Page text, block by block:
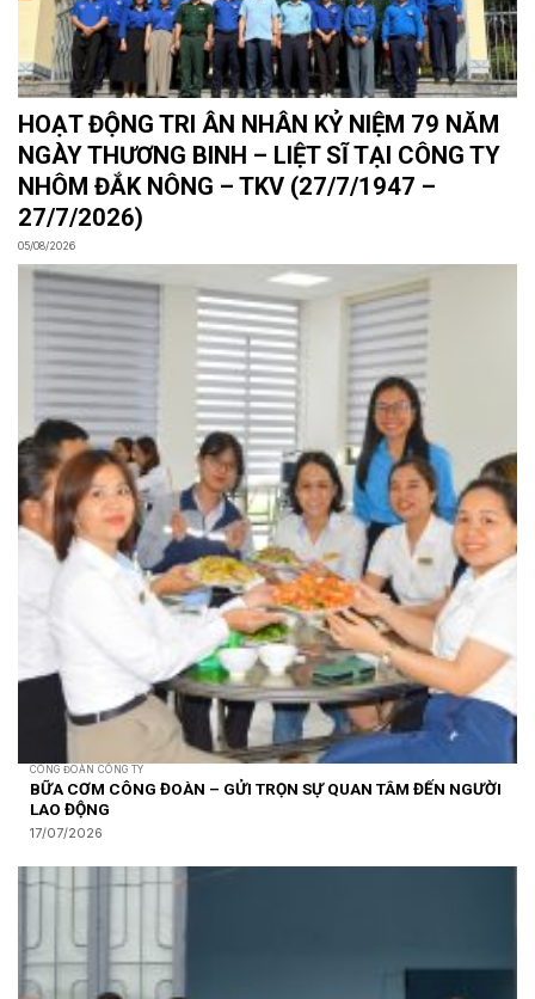
HOẠT ĐỘNG TRI ÂN NHÂN KỶ NIỆM 79 NĂM
NGÀY THƯƠNG BINH – LIỆT SĨ TẠI CÔNG TY
NHÔM ĐẮK NÔNG – TKV (27/7/1947 –
27/7/2026)
05/08/2026
CÔNG ĐOÀN CÔNG TY
BỮA CƠM CÔNG ĐOÀN – GỬI TRỌN SỰ QUAN TÂM ĐẾN NGƯỜI
LAO ĐỘNG
17/07/2026